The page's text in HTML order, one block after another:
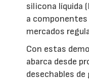
silicona líquida
a
mercados
Con estas
abarca desde
desechables